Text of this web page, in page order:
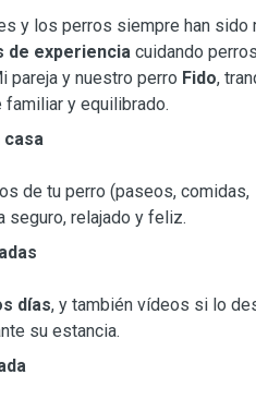
y los perros siempre han sido
de experiencia cuidando
pareja y nuestro perro Fido,
familiar y equilibrado.
casa
de tu perro (paseos, comidas,
seguro, relajado y feliz.
días, y también vídeos si lo
su estancia.